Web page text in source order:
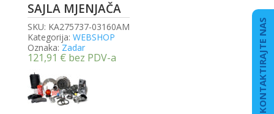
SAJLA MJENJAČA
SKU: KA275737-03160AM
Kategorija: WEBSHOP
Oznaka: Zadar
121,91 € bez PDV-a KONTAKTIRAJTE NAS